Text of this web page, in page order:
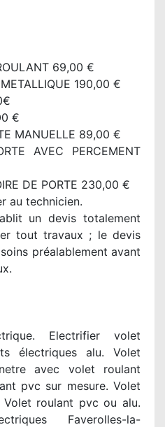
69,00 €
190,00 €
€
MANUELLE 89,00 €
AVEC PERCEMENT
DE PORTE 230,00 €
au technicien.
un devis totalement
tout travaux ; le devis
préalablement avant
Electrifier volet
électriques alu. Volet
avec volet roulant
pvc sur mesure. Volet
roulant pvc ou alu.
Faverolles-la-